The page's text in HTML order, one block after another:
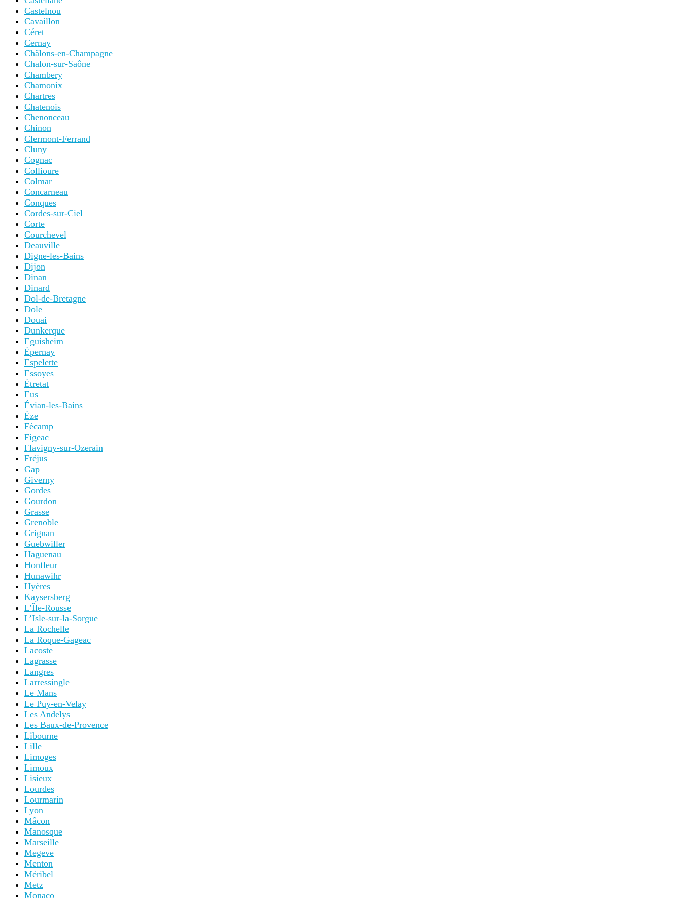
Castelnou
Cavaillon
Céret
Cernay
Châlons-en-Champagne
Chalon-sur-Saône
Chambery
Chamonix
Chartres
Chatenois
Chenonceau
Chinon
Clermont-Ferrand
Cluny
Cognac
Collioure
Colmar
Concarneau
Conques
Cordes-sur-Ciel
Corte
Courchevel
Deauville
Digne-les-Bains
Dijon
Dinan
Dinard
Dol-de-Bretagne
Dole
Douai
Dunkerque
Eguisheim
Épernay
Espelette
Essoyes
Étretat
Eus
Évian-les-Bains
Èze
Fécamp
Figeac
Flavigny-sur-Ozerain
Fréjus
Gap
Giverny
Gordes
Gourdon
Grasse
Grenoble
Grignan
Guebwiller
Haguenau
Honfleur
Hunawihr
Hyères
Kaysersberg
L’Île-Rousse
L’Isle-sur-la-Sorgue
La Rochelle
La Roque-Gageac
Lacoste
Lagrasse
Langres
Larressingle
Le Mans
Le Puy-en-Velay
Les Andelys
Les Baux-de-Provence
Libourne
Lille
Limoges
Limoux
Lisieux
Lourdes
Lourmarin
Lyon
Mâcon
Manosque
Marseille
Megeve
Menton
Méribel
Metz
Monaco